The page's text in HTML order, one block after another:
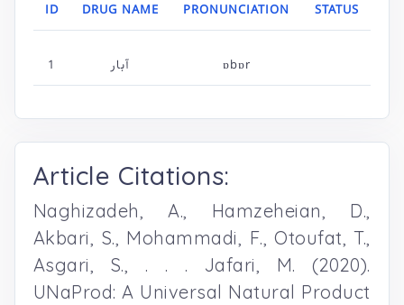
ID DRUG NAME PRONUNCIATION STATUS
1 آبار ɒbɒr
Article Citations:
Naghizadeh, A., Hamzeheian, D.,
Akbari, S., Mohammadi, F., Otoufat, T.,
Asgari, S., . . . Jafari, M. (2020).
UNaProd: A Universal Natural Product